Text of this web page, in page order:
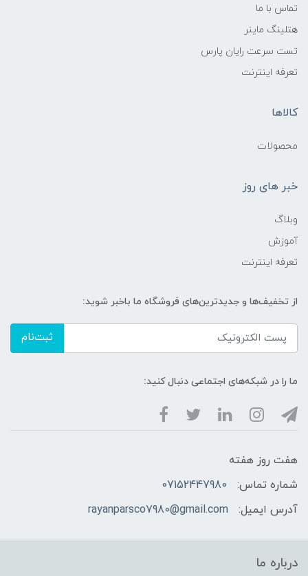
تماس با ما
هتلینگ ماینر
تست سرعت رایان پارس
تعرفه اینترنت
کالاها
محصولات
خبر های روز
وبلاگ
آموزش
تعرفه اینترنت
از تخفیف‌ها و جدیدترین‌های فروشگاه ما باخبر شوید:
ثبت‌نام
ما را در شبکه‌های اجتماعی دنبال کنید:
هفت روز هفته
شماره تماس:
07152447980
آدرس ایمیل:
rayanparsco7980@gmail.com
درباره ما